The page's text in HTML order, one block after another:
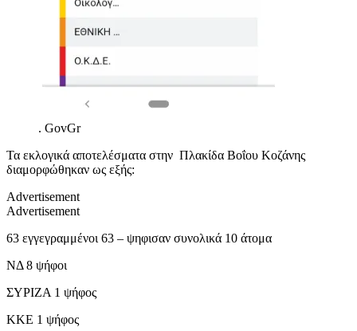
. GovGr
Τα εκλογικά αποτελέσματα στην Πλακίδα Βοΐου Κοζάνης
διαμορφώθηκαν ως εξής:
Advertisement
Advertisement
63 εγγεγραμμένοι 63 – ψηφισαν συνολικά 10 άτομα
ΝΔ 8 ψήφοι
ΣΥΡΙΖΑ 1 ψήφος
ΚΚΕ 1 ψήφος